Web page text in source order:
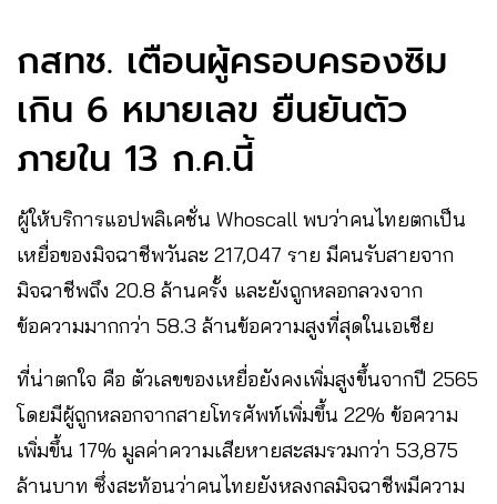
กสทช. เตือนผู้ครอบครองซิม
เกิน 6 หมายเลข ยืนยันตัว
ภายใน 13 ก.ค.นี้
ผู้ให้บริการแอปพลิเคชั่น Whoscall พบว่าคนไทยตกเป็น
เหยื่อของมิจฉาชีพวันละ 217,047 ราย มีคนรับสายจาก
มิจฉาชีพถึง 20.8 ล้านครั้ง และยังถูกหลอกลวงจาก
ข้อความมากกว่า 58.3 ล้านข้อความสูงที่สุดในเอเชีย
ที่น่าตกใจ คือ ตัวเลขของเหยื่อยังคงเพิ่มสูงขึ้นจากปี 2565
โดยมีผู้ถูกหลอกจากสายโทรศัพท์เพิ่มขึ้น 22% ข้อความ
เพิ่มขึ้น 17% มูลค่าความเสียหายสะสมรวมกว่า 53,875
ล้านบาท ซึ่งสะท้อนว่าคนไทยยังหลงกลมิจฉาชีพมีความ